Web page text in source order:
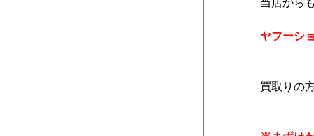
当店から
ヤフーシ
買取りの